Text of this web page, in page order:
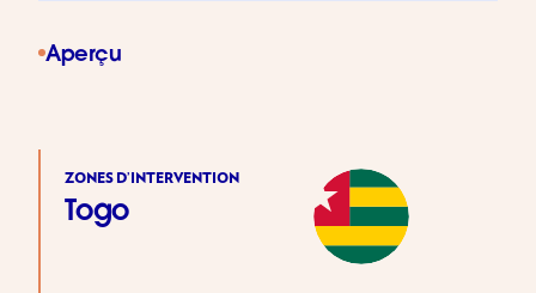
Aperçu
ZONES D’INTERVENTION
Togo